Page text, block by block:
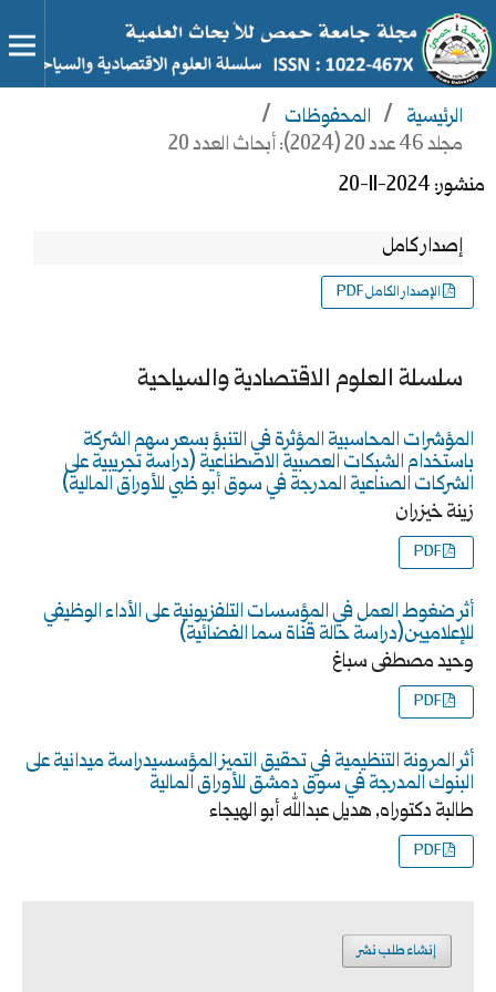
الرئيسية / المحفوظات /
مجلد 46 عدد 20 (2024): أبحاث العدد 20
منشور:2024-11-20
إصدار كامل
الإصدار الكامل PDF
سلسلة العلوم الاقتصادية والسياحية
المؤشرات المحاسبية المؤثرة في التنبؤ بسعر سهم الشركة
باستخدام الشبكات العصبية الاصطناعية (دراسة تجريبية على
الشركات الصناعية المدرجة في سوق أبو ظبي للأوراق المالية)
زينة خيزران
PDF
أثر ضغوط العمل في المؤسسات التلفزيونية على الأداء الوظيفي
للإعلاميين(دراسة حالة قناة سما الفضائية)
وحيد مصطفى سباغ
PDF
أثر المرونة التنظيمية في تحقيق التميز المؤسسيدراسة ميدانية على
البنوك المدرجة في سوق دمشق للأوراق المالية
طالبة دكتوراه, هديل عبدالله أبو الهيجاء
PDF
إنشاء طلب نشر